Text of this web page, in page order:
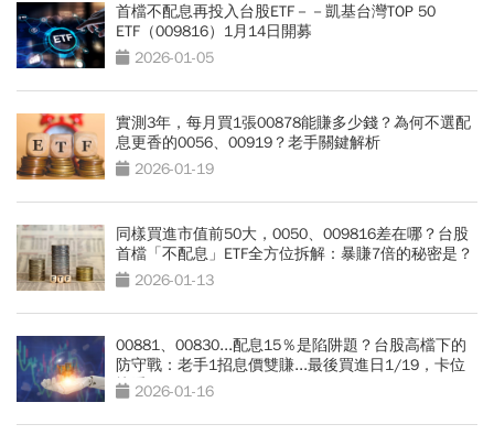
首檔不配息再投入台股ETF－－凱基台灣TOP 50
ETF（009816）1月14日開募
2026-01-05
實測3年，每月買1張00878能賺多少錢？為何不選配
息更香的0056、00919？老手關鍵解析
2026-01-19
同樣買進市值前50大，0050、009816差在哪？台股
首檔「不配息」ETF全方位拆解：暴賺7倍的秘密是？
2026-01-13
00881、00830...配息15％是陷阱題？台股高檔下的
防守戰：老手1招息價雙賺...最後買進日1/19，卡位
快看2026-01-16